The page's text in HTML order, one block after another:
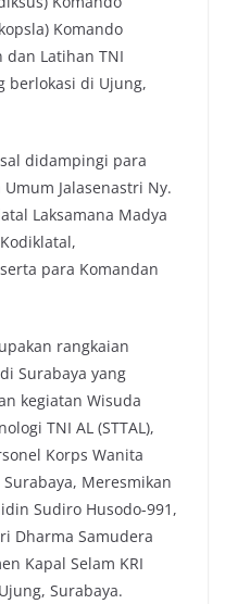
Komando
dan Latihan TNI
berlokasi di Ujung,
didampingi para
Jalasenastri Ny.
Laksamana Madya
para Komandan
rangkaian
Surabaya yang
kegiatan Wisuda
TNI AL (STTAL),
Korps Wanita
Meresmikan
Sudiro Husodo-991,
Dharma Samudera
Kapal Selam KRI
Surabaya.